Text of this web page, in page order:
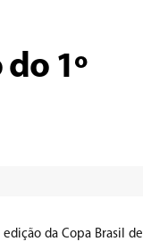
1º
da Copa Brasil de